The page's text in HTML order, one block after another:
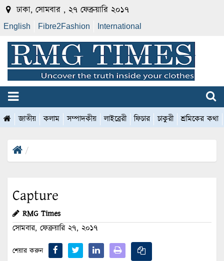
ঢাকা, সোমবার , ২৭ ফেব্রুয়ারি ২০১৭
English Fibre2Fashion International
জাতীয় কলাম সম্পাদকীয় লাইব্রেরী ফিচার চাকুরী শ্রমিকের কথা
Capture
RMG Times
সোমবার, ফেব্রুয়ারি ২৭, ২০১৭
শেয়ার করুন